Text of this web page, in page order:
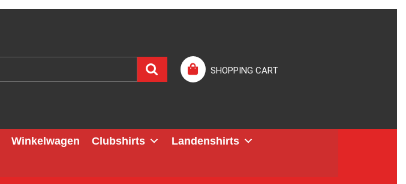
SHOPPING CART
Winkelwagen Clubshirts
Landenshirts